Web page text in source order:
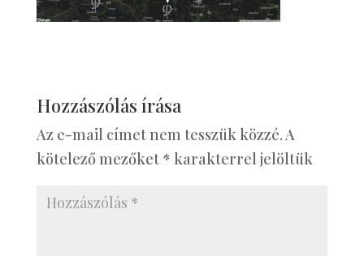
Hozzászólás írása
Az e-mail címet nem tesszük közzé.A
kötelező mezőket * karakterrel jelöltük